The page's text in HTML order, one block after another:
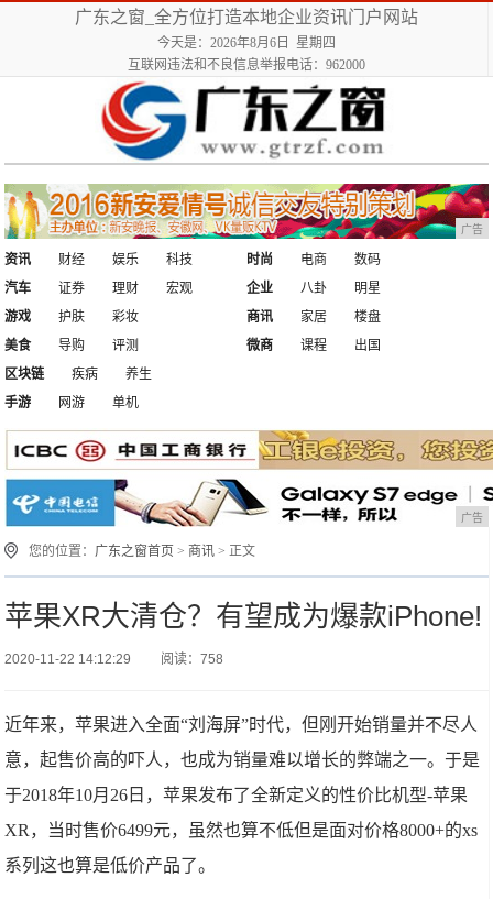
广东之窗_全方位打造本地企业资讯门户网站
今天是：2026年8月6日 星期四
互联网违法和不良信息举报电话：962000
广告
资讯 财经 娱乐
科技
汽车
证券 理财 宏观
时尚 电商
数码
企业
八卦
明星
游戏
护肤
彩妆
美食
导购 评测
商讯 家居
楼盘
微商
课程
出国
区块链
疾病
养生
手游
网游 单机
广告
您的位置： 广东之窗首页 > 商讯 > 正文
苹果XR大清仓？有望成为爆款iPhone!
2020-11-22 14:12:29 阅读：758
近年来，苹果进入全面“刘海屏”时代，但刚开始销量并不尽人
意，起售价高的吓人，也成为销量难以增长的弊端之一。于是
于2018年10月26日，苹果发布了全新定义的性价比机型-苹果
XR，当时售价6499元，虽然也算不低但是面对价格8000+的xs
系列这也算是低价产品了。